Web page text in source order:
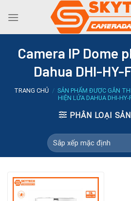
Camera IP Dome
Dahua DHI-HY-
TRANG CHỦ / SẢN PHẨM ĐƯỢC GẮN
HIỆN LỬA DAHUA DHI-HY-
PHÂN LOẠI